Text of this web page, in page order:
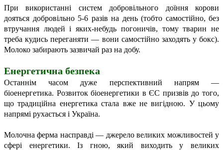
При використанні систем добровільного доїння корови
дояться добровільно 5-6 разів на день (тобто самостійно, без
втручання людей і яких-небудь погоничів, тому тварин не
треба кудись переганяти — вони самостійно заходять у бокс).
Молоко забирають зазвичай раз на добу.
Енергетична безпека
Останнім часом дуже перспективний напрям —
біоенергетика. Розвиток біоенергетики в ЄС призвів до того,
що традиційна енергетика стала вже не вигідною. У цьому
напрямі рухається і Україна.
Молочна ферма насправді — джерело великих можливостей у
сфері енергетики. Із гною, який виходить у великих